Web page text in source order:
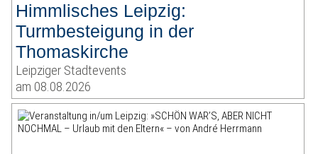
Himmlisches Leipzig:
Turmbesteigung in der
Thomaskirche
Leipziger Stadtevents
am 08.08.2026